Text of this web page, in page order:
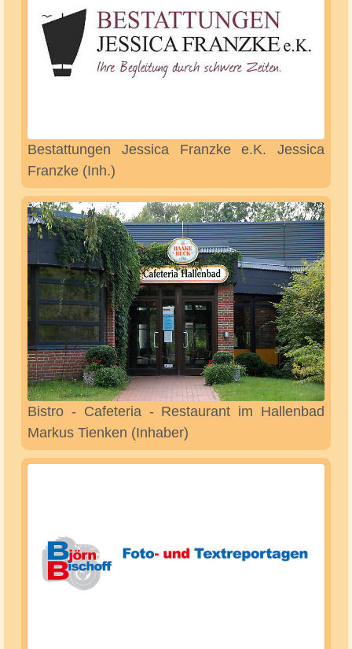
Bäckerei Wendelken Hans-Gerd Wendelken
Bedachungsgesellschaft Haarde GmbH & Co.
KG Michael Haarde (Geschäftsführer)